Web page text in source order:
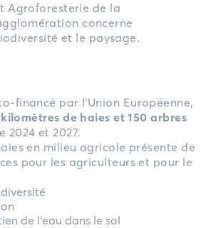
Agroforesterie de la
concerne
et le paysage.
financé par l’Union Européenne,
de haies et 150 arbres
2024 et 2027.
en milieu agricole présente de
pour les agriculteurs et pour le
de l’eau dans le sol